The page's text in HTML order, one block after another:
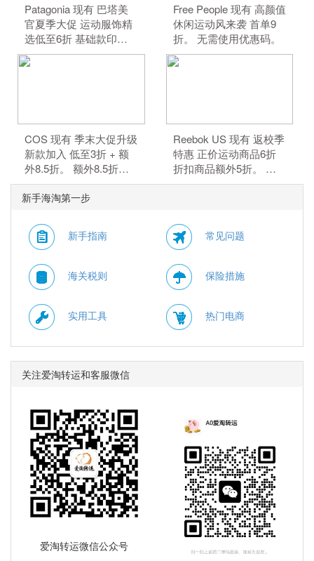
Patagonia 现有 巴塔美
官夏季大促 运动服饰精
选低至6折 基础款印花T
恤$21.99。 无需使用优
惠码。
Free People 现有 高颜值
休闲运动风来袭 首单9
折。 无需使用优惠码。
COS 现有 季末大促升级
新款加入 低至3折 + 额
外8.5折。 额外8.5折，
需要使用优惠码：
MAY15。 优惠随时可能
Reebok US 现有 返校季
特惠 正价运动商品6折
折扣商品额外5折。 正
价商品6折，折扣商品额
新手海淘第一步
新手指南 常见问题
海关税则 保险措施
实用工具 热门电商
关注爱淘转运和客服微信
爱淘转运微信公众号